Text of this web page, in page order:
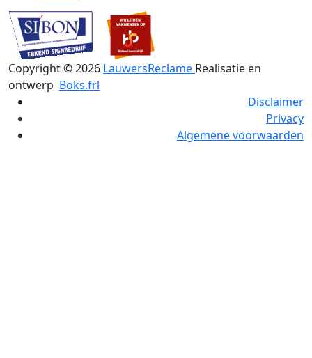
Copyright ©2026 LauwersReclame Realisatie en
ontwerp Boks.frl
Disclaimer
Privacy
Algemene voorwaarden